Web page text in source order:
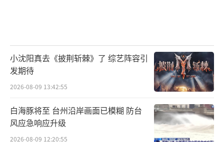
小沈阳真去《披荆斩棘》了 综艺阵容引
发期待
2026-08-09 13:42:55
白海豚将至 台州沿岸画面已模糊 防台
风应急响应升级
2026-08-09 12:20:55